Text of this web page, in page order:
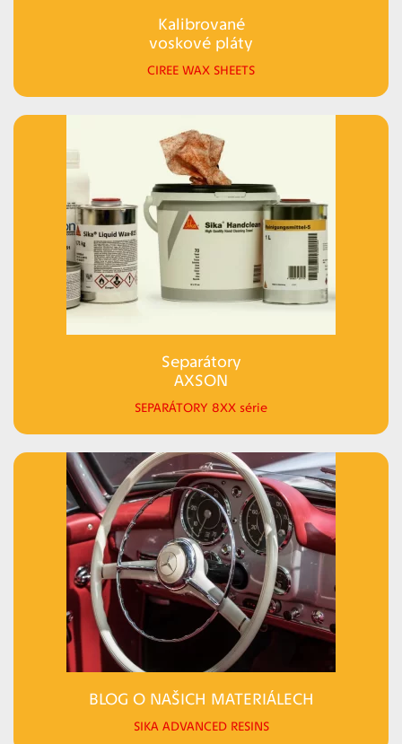
Kalibrované
voskové pláty
CIREE WAX SHEETS
Separátory
AXSON
SEPARÁTORY 8XX série
BLOG O NAŠICH MATERIÁLECH
SIKA ADVANCED RESINS